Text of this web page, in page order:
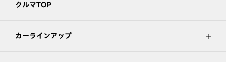
クルマTOP
カーラインアップ